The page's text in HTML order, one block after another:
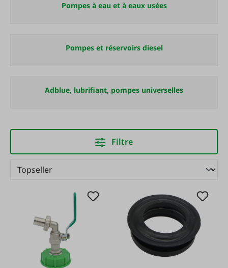
Pompes à eau et à eaux usées
Pompes et réservoirs diesel
Adblue, lubrifiant, pompes universelles
Filtre